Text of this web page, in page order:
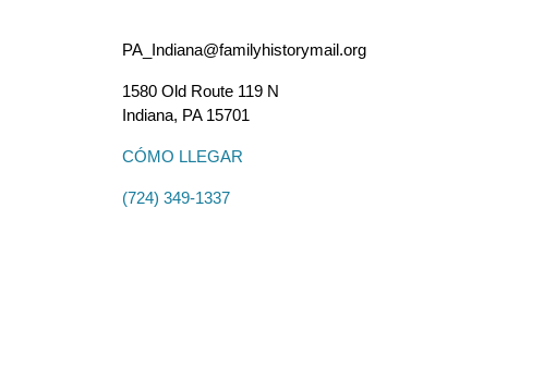
PA_Indiana@familyhistorymail.org
1580 Old Route 119 N
Indiana, PA15701
CÓMO LLEGAR
(724) 349-1337